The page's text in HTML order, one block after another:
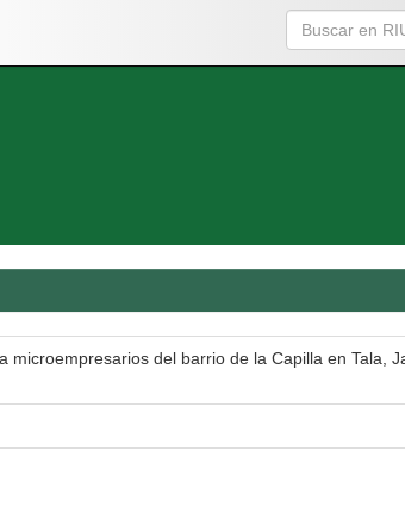
del barrio de la Capilla en Tala,